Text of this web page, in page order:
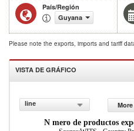
País/Región
Guyana
Please note the exports, imports and tariff
VISTA DE GRÁFICO
line
N mero de productos